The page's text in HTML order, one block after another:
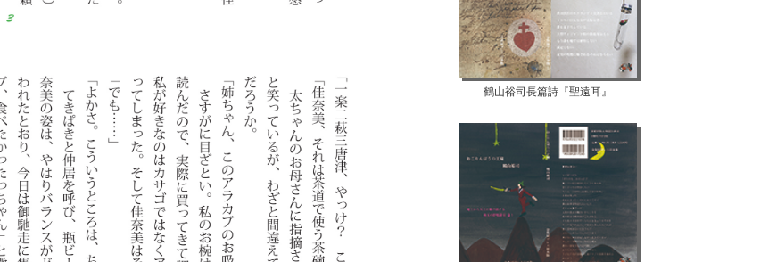
鶴山裕司長篇詩『聖遠耳』